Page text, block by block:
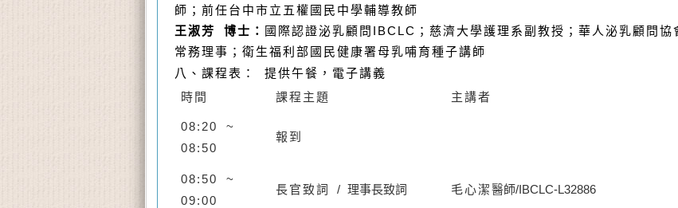
師；前任台中市立五權國民中學輔導教師
王淑芳 博士： 國際認證泌乳顧問IBCLC；慈濟大學護理系副教授；華人泌乳顧問
常務理事；衛生福利部國民健康署母乳哺育種子講師
八、 課程表 ： 提供午餐，電子講義
時間
課程主題 主講者
08:20 ~
08:50
報到
08:50 ~
09:00
長官致詞 / 理事長致詞 毛心潔醫師/IBCLC-L32886